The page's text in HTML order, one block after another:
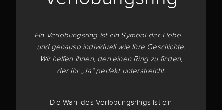
Ein Verlobungsring ist ein Symbol der Liebe –
und genauso individuell wie Ihre Geschichte.
Wir helfen Ihnen, den einen Ring zu finden,
der Ihr „Ja“ perfekt unterstreicht.
Die Wahl des Verlobungsrings ist ein